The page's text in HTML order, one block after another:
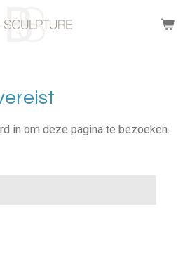
in om deze pagina te bezoeken.